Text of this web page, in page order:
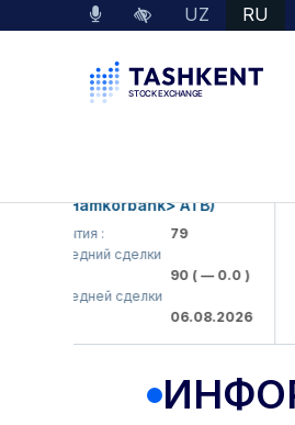
UZ RU
(<Hamkorbank> ATB)
закрытия :
последний сделки
( — 0.0 )
последней сделки
06.08.2026